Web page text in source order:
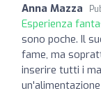
Anna Mazza
Esperienza
sono poche. Il
fame, ma
inserire tutti i